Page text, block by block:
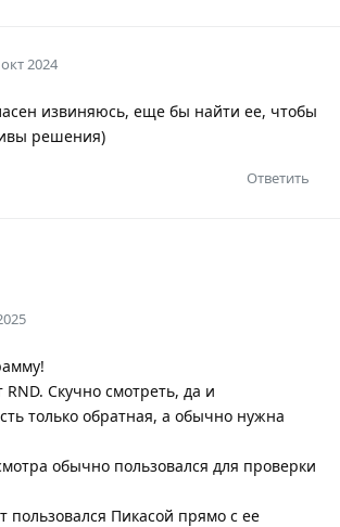
2024
извиняюсь, еще бы найти ее, чтобы
решения)
Ответить
Скучно смотреть, да и
только обратная, а обычно нужна
обычно пользовался для проверки
пользовался Пикасой прямо с ее